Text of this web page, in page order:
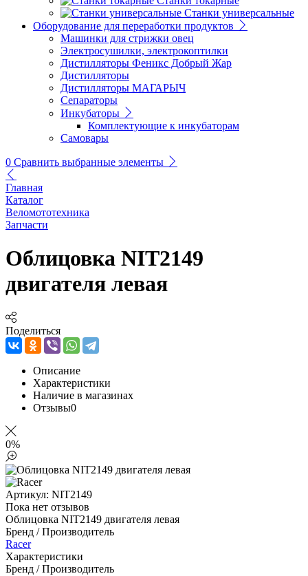
Станки универсальные
Оборудование для переработки продуктов
Машинки для стрижки овец
Электросушилки, электрокоптилки
Дистилляторы Феникс Добрый Жар
Дистилляторы
Дистилляторы МАГАРЫЧ
Сепараторы
Инкубаторы
Комплектующие к инкубаторам
Самовары
0 Сравнить выбранные элементы
Главная
Каталог
Веломототехника
Запчасти
Облицовка NIT2149
двигателя левая
Поделиться
Описание
Характеристики
Наличие в магазинах
Отзывы0
0%
Артикул: NIT2149
Пока нет отзывов
Облицовка NIT2149 двигателя левая
Бренд / Производитель
Racer
Характеристики
Бренд / Производитель